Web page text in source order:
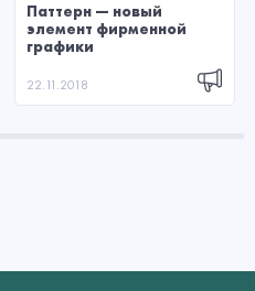
Паттерн — новый
элемент фирменной
графики
22.11.2018